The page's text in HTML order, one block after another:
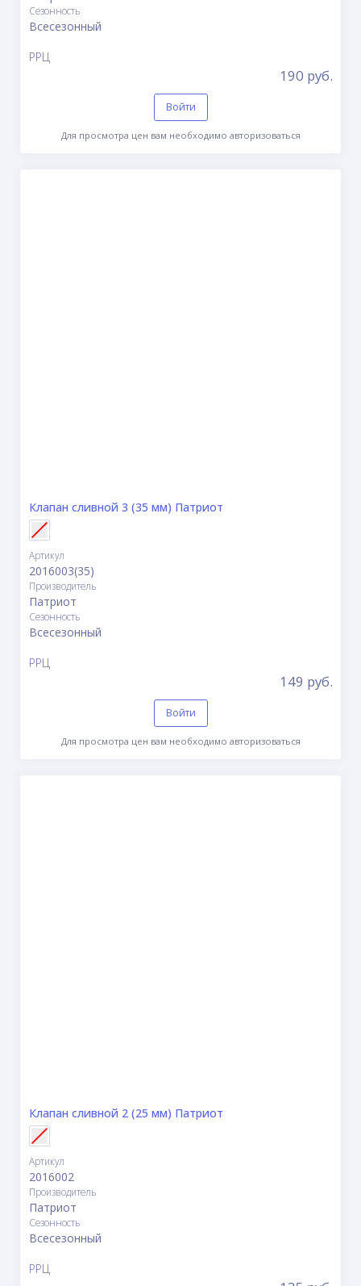
Сезонность
Всесезонный
РРЦ
190 руб.
Войти
Для просмотра цен вам необходимо авторизоваться
Клапан сливной 3 (35 мм) Патриот
Артикул
2016003(35)
Производитель
Патриот
Сезонность
Всесезонный
РРЦ
149 руб.
Войти
Для просмотра цен вам необходимо авторизоваться
Клапан сливной 2 (25 мм) Патриот
Артикул
2016002
Производитель
Патриот
Сезонность
Всесезонный
РРЦ